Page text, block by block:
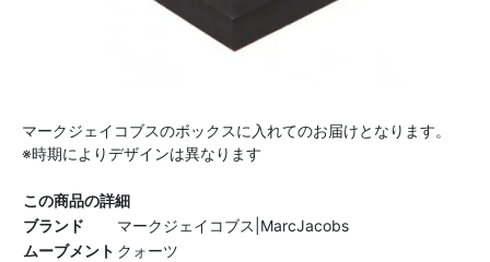
マークジェイコブスのボックスに入れてのお届けとなります。
※時期によりデザインは異なります
この商品の詳細
ブランド
マークジェイコブス|MarcJacobs
ムーブメント クォーツ